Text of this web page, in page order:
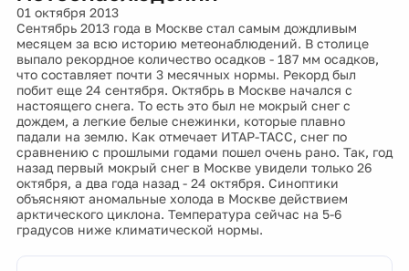
01 октября 2013
Сентябрь 2013 года в Москве стал самым дождливым
месяцем за всю историю метеонаблюдений. В столице
выпало рекордное количество осадков - 187 мм осадков,
что составляет почти 3 месячных нормы. Рекорд был
побит еще 24 сентября. Октябрь в Москве начался с
настоящего снега. То есть это был не мокрый снег с
дождем, а легкие белые снежинки, которые плавно
падали на землю. Как отмечает ИТАР-ТАСС, снег по
сравнению с прошлыми годами пошел очень рано. Так, год
назад первый мокрый снег в Москве увидели только 26
октября, а два года назад - 24 октября. Синоптики
объясняют аномальные холода в Москве действием
арктического циклона. Температура сейчас на 5-6
градусов ниже климатической нормы.